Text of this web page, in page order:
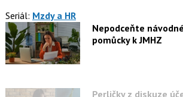
Seriál: Mzdy a HR
Nepodceňte
pomůcky k JMHZ
Perličky z diskuze